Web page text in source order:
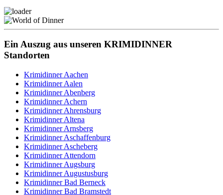
Ein Auszug aus unseren KRIMIDINNER
Standorten
Krimidinner Aachen
Krimidinner Aalen
Krimidinner Abenberg
Krimidinner Achern
Krimidinner Ahrensburg
Krimidinner Altena
Krimidinner Arnsberg
Krimidinner Aschaffenburg
Krimidinner Ascheberg
Krimidinner Attendorn
Krimidinner Augsburg
Krimidinner Augustusburg
Krimidinner Bad Berneck
Krimidinner Bad Bramstedt